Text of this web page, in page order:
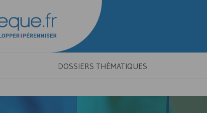
DOSSIERS THÉMATIQUES